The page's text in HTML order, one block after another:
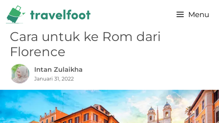
Skip
to
content
Menu
Cara untuk ke Rom dari
Florence
Intan Zulaikha
Januari 31, 2022